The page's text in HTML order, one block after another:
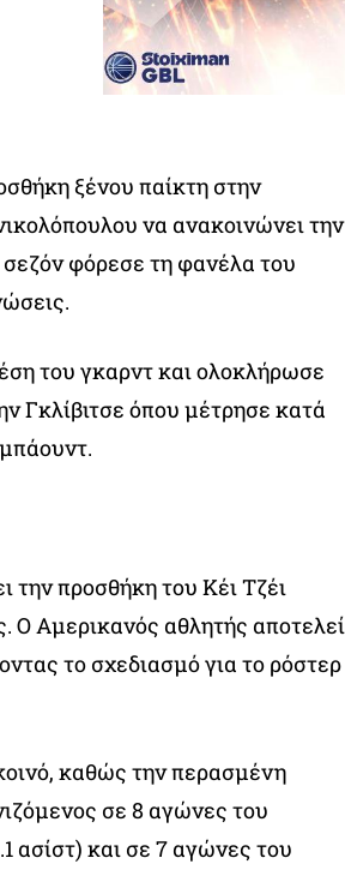
ξένου παίκτη στην
να ανακοινώνει την
φόρεσε τη φανέλα του
του γκαρντ και ολοκλήρωσε
Γκλίβιτσε όπου μέτρησε κατά
προσθήκη του Κέι Τζέι
Ο Αμερικανός αθλητής αποτελεί
το σχεδιασμό για το ρόστερ
καθώς την περασμένη
σε 8 αγώνες του
ασίστ) και σε 7 αγώνες του